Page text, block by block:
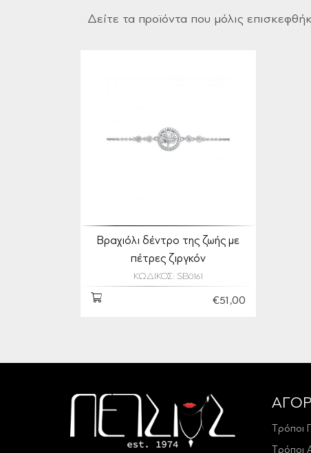
Δείτε τα προϊόντα που μόλις
Βραχιόλι δέντρο της ζωής με
πέτρες ζιργκόν
ΚΩΔΙΚΟΣ: SB0161
€51,00
Τρόποι
Τρόποι